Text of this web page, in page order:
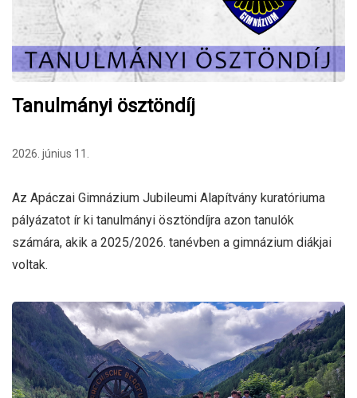
Tanulmányi ösztöndíj
2026. június 11.
Az Apáczai Gimnázium Jubileumi Alapítvány kuratóriuma
pályázatot ír ki tanulmányi ösztöndíjra azon tanulók
számára, akik a 2025/2026. tanévben a gimnázium diákjai
voltak.